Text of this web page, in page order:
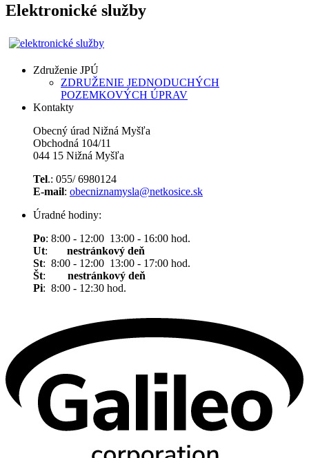
Elektronické služby
Združenie JPÚ
ZDRUŽENIE JEDNODUCHÝCH
POZEMKOVÝCH ÚPRAV
Kontakty
Obecný úrad Nižná Myšľa
Obchodná 104/11
044 15 Nižná Myšľa
Tel.: 055/ 6980124
E-mail: obecniznamysla@netkosice.sk
Úradné hodiny:
Po: 8:00 - 12:00 13:00 - 16:00 hod.
Ut:
nestránkový deň
St: 8:00 - 12:00 13:00 - 17:00 hod.
Št: nestránkový deň
Pi: 8:00 - 12:30 hod.